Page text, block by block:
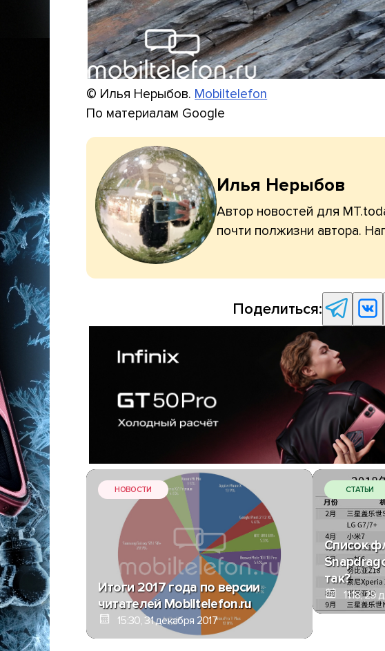
© Илья Нерыбов. Mobiltelefon
По материалам Google
Илья Нерыбов
Автор новостей для
почти полжизни автора.
Поделиться:
НОВОСТИ
Итоги 2017 года по версии
читателей Mobiltelefon.ru
15:30, 31 декабря 2017
СТАТЬИ
Список
так?
11:18, 29